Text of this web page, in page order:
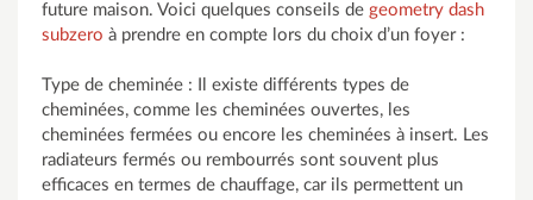
future maison. Voici quelques conseils de geometry dash
subzero à prendre en compte lors du choix d’un foyer :
Type de cheminée : Il existe différents types de
cheminées, comme les cheminées ouvertes, les
cheminées fermées ou encore les cheminées à insert. Les
radiateurs fermés ou rembourrés sont souvent plus
efficaces en termes de chauffage, car ils permettent un